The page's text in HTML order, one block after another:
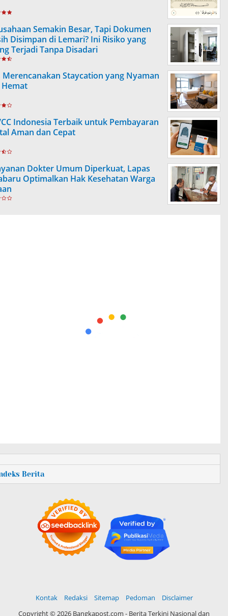
Semakin Besar, Tapi Dokumen
Disimpan di Lemari? Ini Risiko yang
Terjadi Tanpa Disadari
Merencanakan Staycation yang Nyaman
Indonesia Terbaik untuk Pembayaran
Aman dan Cepat
Dokter Umum Diperkuat, Lapas
Optimalkan Hak Kesehatan Warga
Berita
Kontak Redaksi Sitemap Pedoman
Disclaimer
Copyright ©2026 Bangkapost.com - Berita Terkini Nasional dan